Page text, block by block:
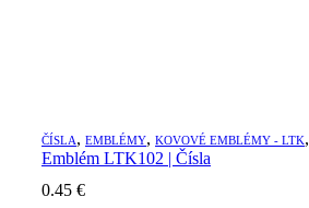
ČÍSLA, EMBLÉMY, KOVOVÉ EMBLÉMY - LTK,
Emblém LTK102 | Čísla
0.45 €